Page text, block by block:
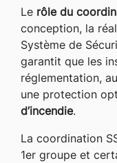
Le rôle du
conception, la
Système de
garantit que les
réglementation,
une protection
d’incendie.
La coordination
1er groupe et